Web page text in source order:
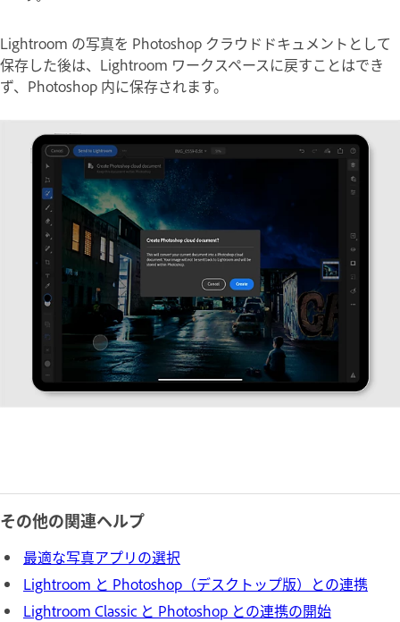
Lightroom の写真を Photoshop クラウドドキュメントとして
保存した後は、Lightroom ワークスペースに戻すことはでき
ず、Photoshop 内に保存されます。
その他の関連ヘルプ
最適な写真アプリの選択
Lightroom と Photoshop（デスクトップ版）との連携
Lightroom Classic と Photoshop との連携の開始